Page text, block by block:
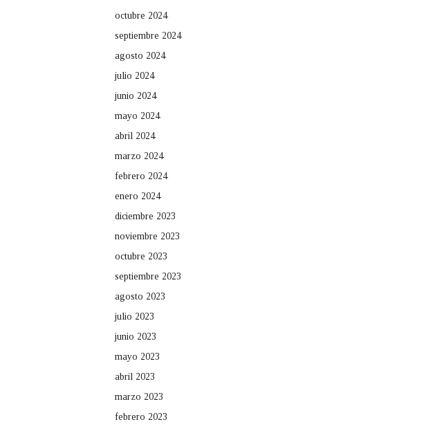
octubre 2024
septiembre 2024
agosto 2024
julio 2024
junio 2024
mayo 2024
abril 2024
marzo 2024
febrero 2024
enero 2024
diciembre 2023
noviembre 2023
octubre 2023
septiembre 2023
agosto 2023
julio 2023
junio 2023
mayo 2023
abril 2023
marzo 2023
febrero 2023